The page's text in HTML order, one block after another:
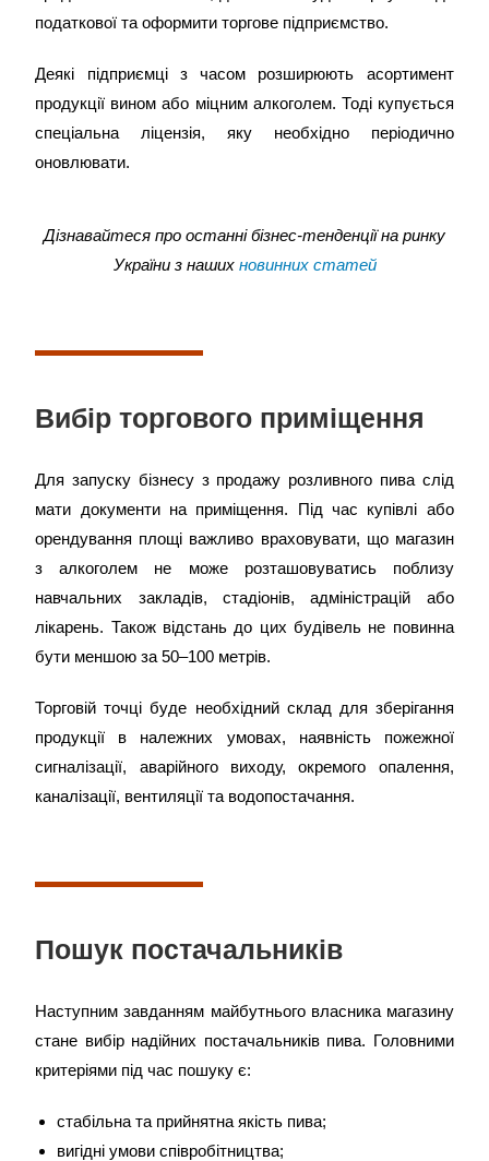
податкової та оформити торгове підприємство.
Деякі підприємці з часом розширюють асортимент
продукції вином або міцним алкоголем. Тоді купується
спеціальна ліцензія, яку необхідно періодично
оновлювати.
Дізнавайтеся про останні бізнес-тенденції на ринку
України з наших новинних статей
Вибір торгового приміщення
Для запуску бізнесу з продажу розливного пива слід
мати документи на приміщення. Під час купівлі або
орендування площі важливо враховувати, що магазин
з алкоголем не може розташовуватись поблизу
навчальних закладів, стадіонів, адміністрацій або
лікарень. Також відстань до цих будівель не повинна
бути меншою за 50–100 метрів.
Торговій точці буде необхідний склад для зберігання
продукції в належних умовах, наявність пожежної
сигналізації, аварійного виходу, окремого опалення,
каналізації, вентиляції та водопостачання.
Пошук постачальників
Наступним завданням майбутнього власника магазину
стане вибір надійних постачальників пива. Головними
критеріями під час пошуку є:
стабільна та прийнятна якість пива;
вигідні умови співробітництва;